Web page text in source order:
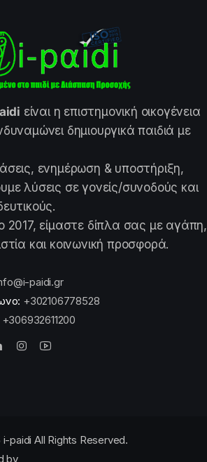
είναι η επιστημονική οικογένεια
δημιουργικά παιδιά με
ενημέρωση & υποστήριξη,
λύσεις σε γονείς/συνοδούς και
2017, είμαστε δίπλα σας με αγάπη,
και κοινωνική προσφορά.
paidi.gr
+302106778528
+306932611200
paidi All Rights Reserved.
by